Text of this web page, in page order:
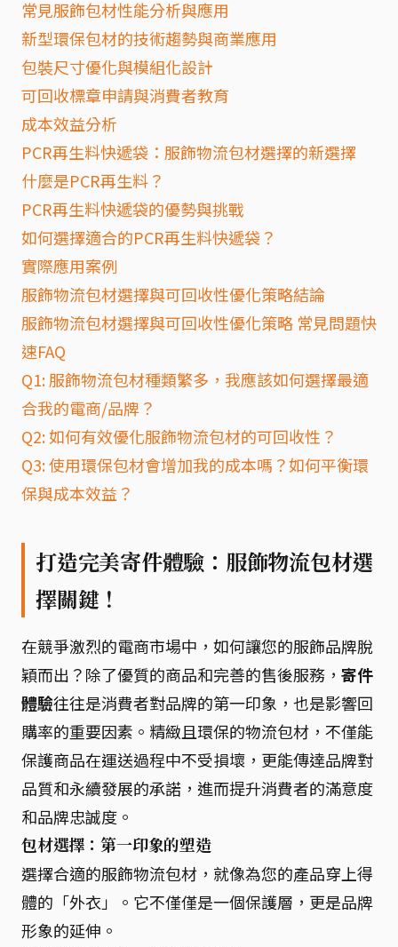
常見服飾包材性能分析與應用
新型環保包材的技術趨勢與商業應用
包裝尺寸優化與模組化設計
可回收標章申請與消費者教育
成本效益分析
PCR再生料快遞袋：服飾物流包材選擇的新選擇
什麼是PCR再生料？
PCR再生料快遞袋的優勢與挑戰
如何選擇適合的PCR再生料快遞袋？
實際應用案例
服飾物流包材選擇與可回收性優化策略結論
服飾物流包材選擇與可回收性優化策略 常見問題快
速FAQ
Q1: 服飾物流包材種類繁多，我應該如何選擇最適
合我的電商/品牌？
Q2: 如何有效優化服飾物流包材的可回收性？
Q3: 使用環保包材會增加我的成本嗎？如何平衡環
保與成本效益？
打造完美寄件體驗：服飾物流包材選
擇關鍵！
在競爭激烈的電商市場中，如何讓您的服飾品牌脫
穎而出？除了優質的商品和完善的售後服務， 寄件
體驗往往是消費者對品牌的第一印象，也是影響回
購率的重要因素。精緻且環保的物流包材，不僅能
保護商品在運送過程中不受損壞，更能傳達品牌對
品質和永續發展的承諾，進而提升消費者的滿意度
和品牌忠誠度。
包材選擇：第一印象的塑造
選擇合適的服飾物流包材，就像為您的產品穿上得
體的「外衣」。它不僅僅是一個保護層，更是品牌
形象的延伸。